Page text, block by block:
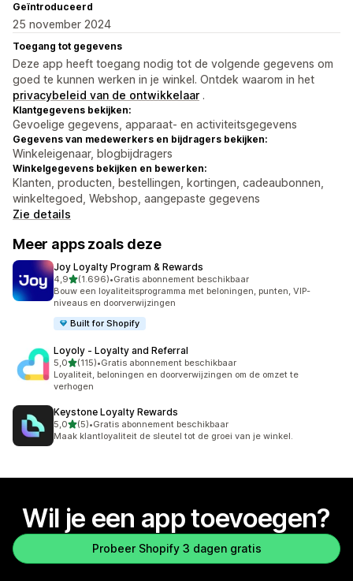
Geïntroduceerd
25 november 2024
Toegang tot gegevens
Deze app heeft toegang nodig tot de volgende gegevens om
goed te kunnen werken in je winkel. Ontdek waarom in het
privacybeleid van de ontwikkelaar .
Klantgegevens bekijken:
Gevoelige gegevens, apparaat- en activiteitsgegevens
Gegevens van medewerkers en bijdragers bekijken:
Winkeleigenaar, blogbijdragers
Winkelgegevens bekijken en bewerken:
Klanten, producten, bestellingen, kortingen, cadeaubonnen,
winkeltegoed, Webshop, aangepaste gegevens
Zie details
Meer apps zoals deze
Joy Loyalty Program & Rewards
4,9van 5 sterren
(1.696)
1696 recensies in totaal
•Gratis abonnement beschikbaar
Bouw een loyaliteitsprogramma met beloningen, punten, VIP-
niveaus en doorverwijzingen
Built for Shopify
Loyoly ‑ Loyalty and Referral
5,0van 5 sterren
(115)
115 recensies in totaal
•Gratis abonnement beschikbaar
Loyaliteit, beloningen en doorverwijzingen om de omzet te
verhogen
Keystone Loyalty Rewards
5,0van 5 sterren
(5)
5 recensies in totaal
•Gratis abonnement beschikbaar
Maak klantloyaliteit de sleutel tot de groei van je winkel.
Wil je een app toevoegen?
Probeer Shopify 3 dagen gratis